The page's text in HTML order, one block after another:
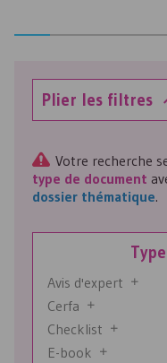
Plier les filtres
Votre recherche
type de document
dossier thématique.
Avis d'expert
Cerfa
Checklist
E-book